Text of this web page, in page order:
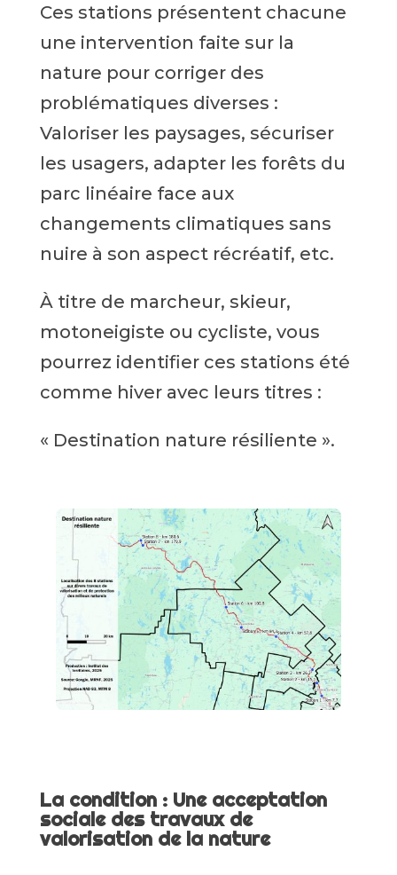
Ces stations présentent chacune
une intervention faite sur la
nature pour corriger des
problématiques diverses :
Valoriser les paysages, sécuriser
les usagers, adapter les forêts du
parc linéaire face aux
changements climatiques sans
nuire à son aspect récréatif, etc.
À titre de marcheur, skieur,
motoneigiste ou cycliste, vous
pourrez identifier ces stations été
comme hiver avec leurs titres :
« Destination nature résiliente ».
La condition : Une acceptation
sociale des travaux de
valorisation de la nature